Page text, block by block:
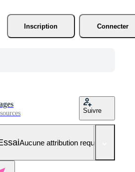
Inscription
Connecter
Suivre
Aucune attribution requise